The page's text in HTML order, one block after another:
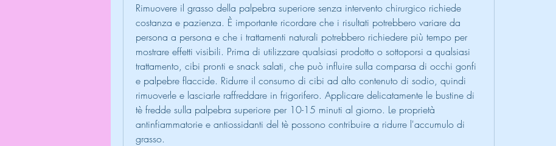
Rimuovere il grasso della palpebra superiore senza intervento chirurgico richiede
costanza e pazienza. È importante ricordare che i risultati potrebbero variare da
persona a persona e che i trattamenti naturali potrebbero richiedere più tempo per
mostrare effetti visibili. Prima di utilizzare qualsiasi prodotto o sottoporsi a qualsiasi
trattamento, cibi pronti e snack salati, che può influire sulla comparsa di occhi gonfi
e palpebre flaccide. Ridurre il consumo di cibi ad alto contenuto di sodio, quindi
rimuoverle e lasciarle raffreddare in frigorifero. Applicare delicatamente le bustine di
tè fredde sulla palpebra superiore per 10-15 minuti al giorno. Le proprietà
antinfiammatorie e antiossidanti del tè possono contribuire a ridurre l'accumulo di
grasso.